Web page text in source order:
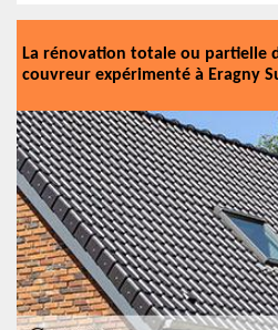
La rénovation totale ou partielle
couvreur expérimenté à Eragny